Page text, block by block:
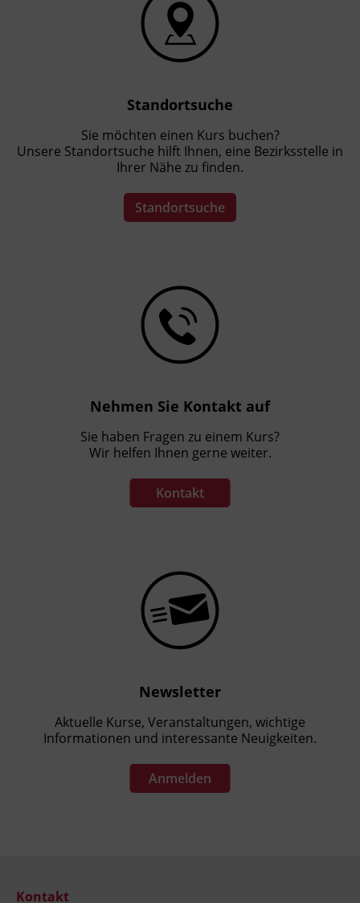
Standortsuche
Sie möchten einen Kurs buchen?
Unsere Standortsuche hilft Ihnen, eine Bezirksstelle in
Ihrer Nähe zu finden.
Standortsuche
Nehmen Sie Kontakt auf
Sie haben Fragen zu einem Kurs?
Wir helfen Ihnen gerne weiter.
Kontakt
Newsletter
Aktuelle Kurse, Veranstaltungen, wichtige
Informationen und interessante Neuigkeiten.
Anmelden
Kontakt